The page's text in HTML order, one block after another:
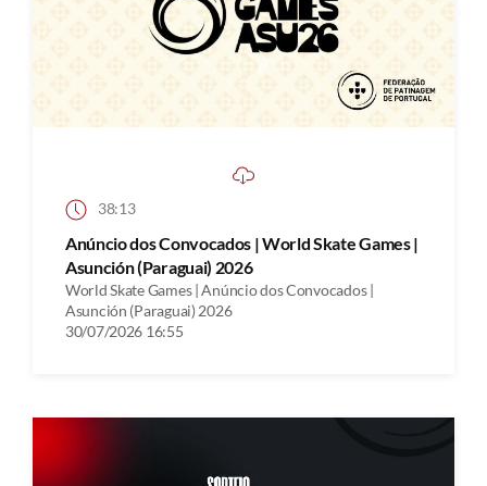
38:13
Anúncio dos Convocados | World Skate Games |
Asunción (Paraguai) 2026
World Skate Games | Anúncio dos Convocados |
Asunción (Paraguai) 2026
30/07/2026 16:55